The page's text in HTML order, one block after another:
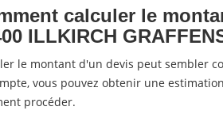
calculer le
ILLKIRCH
le montant d'un devis peut sembler
vous pouvez obtenir une
procéder.